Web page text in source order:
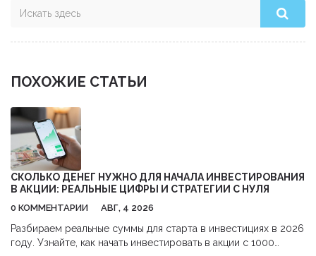
ПОХОЖИЕ СТАТЬИ
СКОЛЬКО ДЕНЕГ НУЖНО ДЛЯ НАЧАЛА ИНВЕСТИРОВАНИЯ
В АКЦИИ: РЕАЛЬНЫЕ ЦИФРЫ И СТРАТЕГИИ С НУЛЯ
0 КОММЕНТАРИИ АВГ, 4 2026
Разбираем реальные суммы для старта в инвестициях в 2026
году. Узнайте, как начать инвестировать в акции с 1000